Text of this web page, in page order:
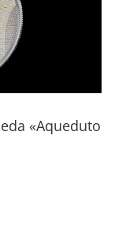
«Aqueduto